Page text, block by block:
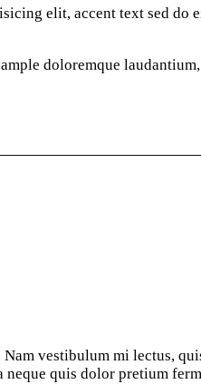
elit, accent text sed do
doloremque
vestibulum mi lectus,
quis dolor pretium